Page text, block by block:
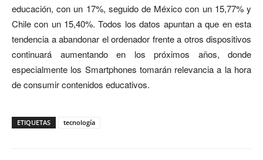
educación, con un 17%, seguido de México con un 15,77% y
Chile con un 15,40%. Todos los datos apuntan a que en esta
tendencia a abandonar el ordenador frente a otros dispositivos
continuará aumentando en los próximos años, donde
especialmente los Smartphones tomarán relevancia a la hora
de consumir contenidos educativos.
ETIQUETAS tecnología